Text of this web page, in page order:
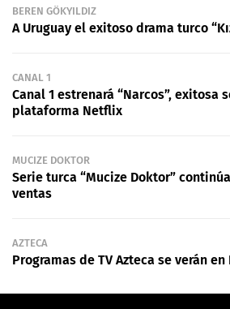
BEREN GÖKYILDIZ
A Uruguay el exitoso drama turco
CANAL 1
Canal 1 estrenará “Narcos”, exitosa
plataforma Netflix
MUCIZE DOKTOR
Serie turca “Mucize Doktor”
ventas
AZTECA
Programas de TV Azteca se verán